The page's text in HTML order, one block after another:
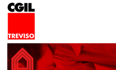
LAVORATORI